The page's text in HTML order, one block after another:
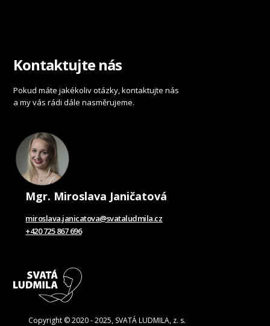
Kontaktujte nás
Pokud máte jakékoliv otázky, kontaktujte nás
a my vás rádi dále nasměrujeme.
Mgr. Miroslava Janičatová
miroslava.janicatova@svataludmila.cz
+420 725 867 696
Copyright © 2020 - 2025, SVATÁ LUDMILA, z. s.